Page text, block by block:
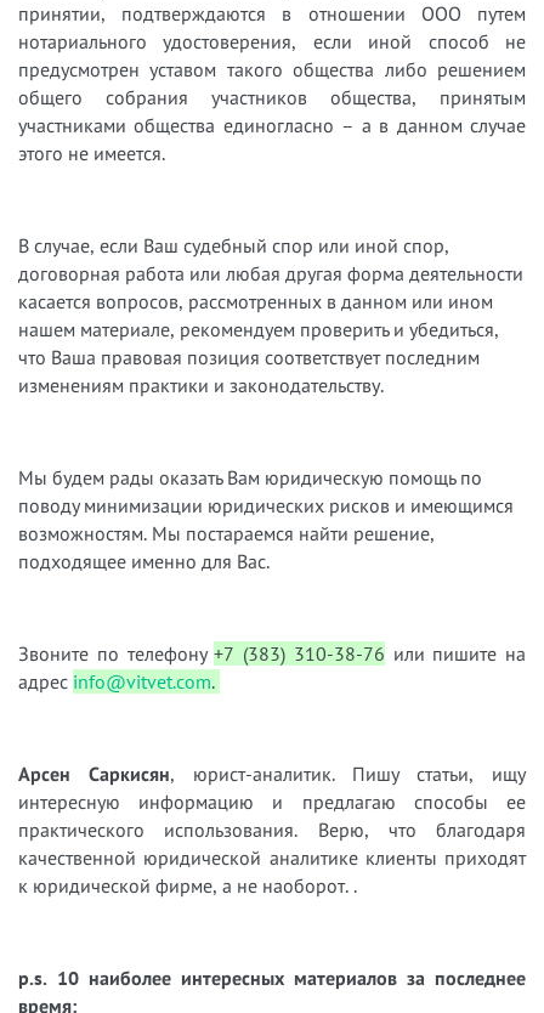
принятии, подтверждаются в отношении ООО путем
нотариального удостоверения, если иной способ не
предусмотрен уставом такого общества либо решением
общего собрания участников общества, принятым
участниками общества единогласно – а в данном случае
этого не имеется.
В случае, если Ваш судебный спор или иной спор,
договорная работа или любая другая форма деятельности
касается вопросов, рассмотренных в данном или ином
нашем материале, рекомендуем проверить и убедиться,
что Ваша правовая позиция соответствует последним
изменениям практики и законодательству.
Мы будем рады оказать Вам юридическую помощь по
поводу минимизации юридических рисков и имеющимся
возможностям. Мы постараемся найти решение,
подходящее именно для Вас.
Звоните по телефону+7 (383) 310-38-76 или пишите на
адрес info@vitvet.com.
Арсен Саркисян, юрист-аналитик. Пишу статьи, ищу
интересную информацию и предлагаю способы ее
практического использования. Верю, что благодаря
качественной юридической аналитике клиенты приходят
к юридической фирме, а не наоборот. .
p.s. 10 наиболее интересных материалов за последнее
время: